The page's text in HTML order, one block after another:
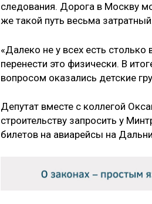
следования. Дорога в Москву
же такой путь весьма
«Далеко не у всех есть
перенести это физически. В
вопросом оказались детские
Депутат вместе с коллегой
строительству запросить у
билетов на авиарейсы на